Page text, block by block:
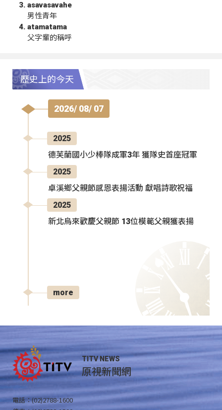
asavasavahe
男性青年
atamatama
父字輩的稱呼
歷史上的今天
2026/ 08/ 07
2025
德芙蘭國小少棒隊成軍3年 獲隊史首座冠軍
2025
卓溪鄉父親節感恩表揚活動 獻唱詩歌祝福
2025
新北烏來歡慶父親節 13位模範父親獲表揚
more
TITV NEWS
原視新聞網
電話：(02)2788-1600